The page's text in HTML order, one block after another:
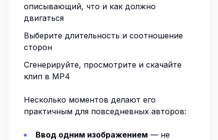
описывающий, что и как должно
двигаться
Выберите длительность и соотношение
сторон
Сгенерируйте, просмотрите и скачайте
клип в MP4
Несколько моментов делают его
практичным для повседневных авторов:
Ввод одним изображением — не